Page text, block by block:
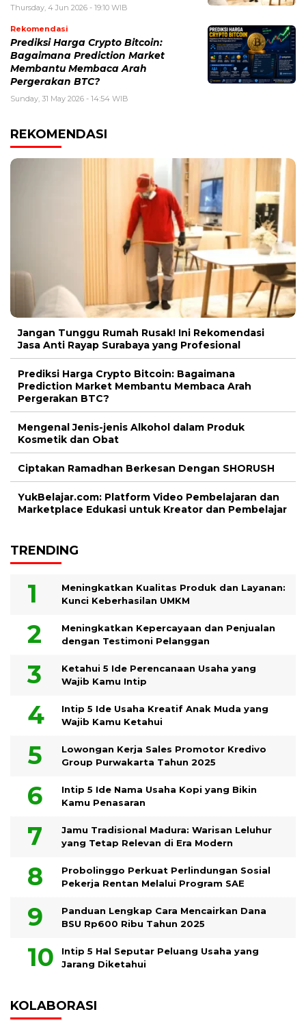
Thursday, 4 Jun 2026 - 19:10 WIB
Rekomendasi
Prediksi Harga Crypto Bitcoin:
Bagaimana Prediction Market
Membantu Membaca Arah
Pergerakan BTC?
Sunday, 31 May 2026 - 14:54 WIB
REKOMENDASI
Jangan Tunggu Rumah Rusak! Ini Rekomendasi
Jasa Anti Rayap Surabaya yang Profesional
Prediksi Harga Crypto Bitcoin: Bagaimana
Prediction Market Membantu Membaca Arah
Pergerakan BTC?
Mengenal Jenis-jenis Alkohol dalam Produk
Kosmetik dan Obat
Ciptakan Ramadhan Berkesan Dengan SHORUSH
YukBelajar.com: Platform Video Pembelajaran dan
Marketplace Edukasi untuk Kreator dan Pembelajar
TRENDING
Meningkatkan Kualitas Produk dan Layanan:
Kunci Keberhasilan UMKM
Meningkatkan Kepercayaan dan Penjualan
dengan Testimoni Pelanggan
Ketahui 5 Ide Perencanaan Usaha yang
Wajib Kamu Intip
Intip 5 Ide Usaha Kreatif Anak Muda yang
Wajib Kamu Ketahui
Lowongan Kerja Sales Promotor Kredivo
Group Purwakarta Tahun 2025
Intip 5 Ide Nama Usaha Kopi yang Bikin
Kamu Penasaran
Jamu Tradisional Madura: Warisan Leluhur
yang Tetap Relevan di Era Modern
Probolinggo Perkuat Perlindungan Sosial
Pekerja Rentan Melalui Program SAE
Panduan Lengkap Cara Mencairkan Dana
BSU Rp600 Ribu Tahun 2025
Intip 5 Hal Seputar Peluang Usaha yang
Jarang Diketahui
KOLABORASI